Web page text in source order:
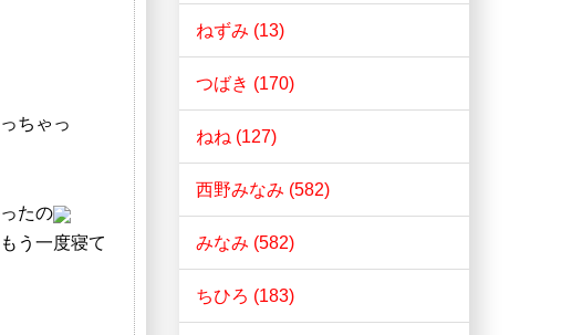
ちゃっ
たの
う一度寝て
ねずみ (13)
つばき (170)
ねね (127)
西野みなみ (582)
みなみ (582)
ちひろ (183)